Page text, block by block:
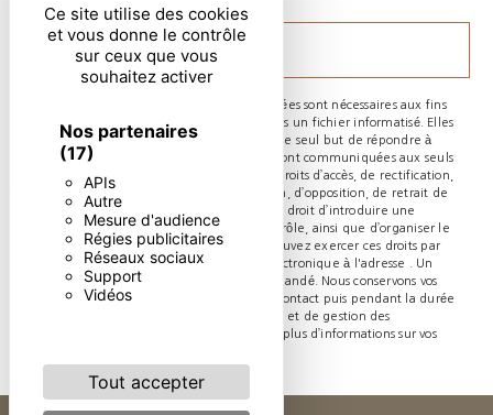
Ce site utilise des cookies
et vous donne le contrôle
sur ceux que vous
souhaitez activer
Nos partenaires
(17)
APIs
Autre
Mesure d'audience
Régies publicitaires
Réseaux sociaux
Support
Vidéos
Tout accepter
ENVOYER
** Les données personnelles communiquées sont nécessaires aux fins
de vous contacter et sont enregistrées dans un fichier informatisé. Elles
sont destinées à et ses sous-traitants dans le seul but de répondre à
votre message. Les données collectées seront communiquées aux seuls
destinataires suivants: . Vous disposez de droits d’accès, de rectification,
d’effacement, de portabilité, de limitation, d’opposition, de retrait de
votre consentement à tout moment et du droit d’introduire une
réclamation auprès d’une autorité de contrôle, ainsi que d’organiser le
sort de vos données post-mortem. Vous pouvez exercer ces droits par
voie postale à l'adresse ou par courrier électronique à l'adresse . Un
justificatif d'identité pourra vous être demandé. Nous conservons vos
données pendant la période de prise de contact puis pendant la durée
de prescription légale aux fins probatoires et de gestion des
contentieux. Consultez le site cnil.fr pour plus d’informations sur vos